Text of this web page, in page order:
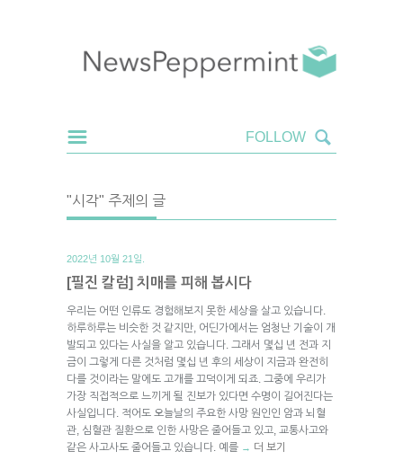
"시각" 주제의 글
2022년 10월 21일.
[필진 칼럼] 치매를 피해 봅시다
우리는 어떤 인류도 경험해보지 못한 세상을 살고 있습니다.
하루하루는 비슷한 것 같지만, 어딘가에서는 엄청난 기술이 개
발되고 있다는 사실을 알고 있습니다. 그래서 몇십 년 전과 지
금이 그렇게 다른 것처럼 몇십 년 후의 세상이 지금과 완전히
다를 것이라는 말에도 고개를 끄덕이게 되죠. 그중에 우리가
가장 직접적으로 느끼게 될 진보가 있다면 수명이 길어진다는
사실입니다. 적어도 오늘날의 주요한 사망 원인인 암과 뇌혈
관, 심혈관 질환으로 인한 사망은 줄어들고 있고, 교통사고와
같은 사고사도 줄어들고 있습니다. 예를 → 더 보기